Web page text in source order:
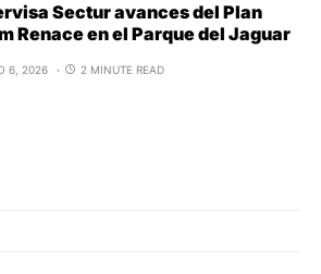
Sectur avances del Plan
Renace en el Parque del Jaguar
6, 2026 2 MINUTE READ